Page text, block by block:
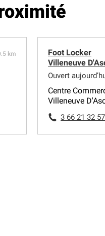
km
Foot Locker
Villeneuve
Ouvert
Centre
Villeneuve
3 66 21 32 57